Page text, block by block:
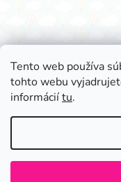
Tento web používa
tohto webu
informáciítu.